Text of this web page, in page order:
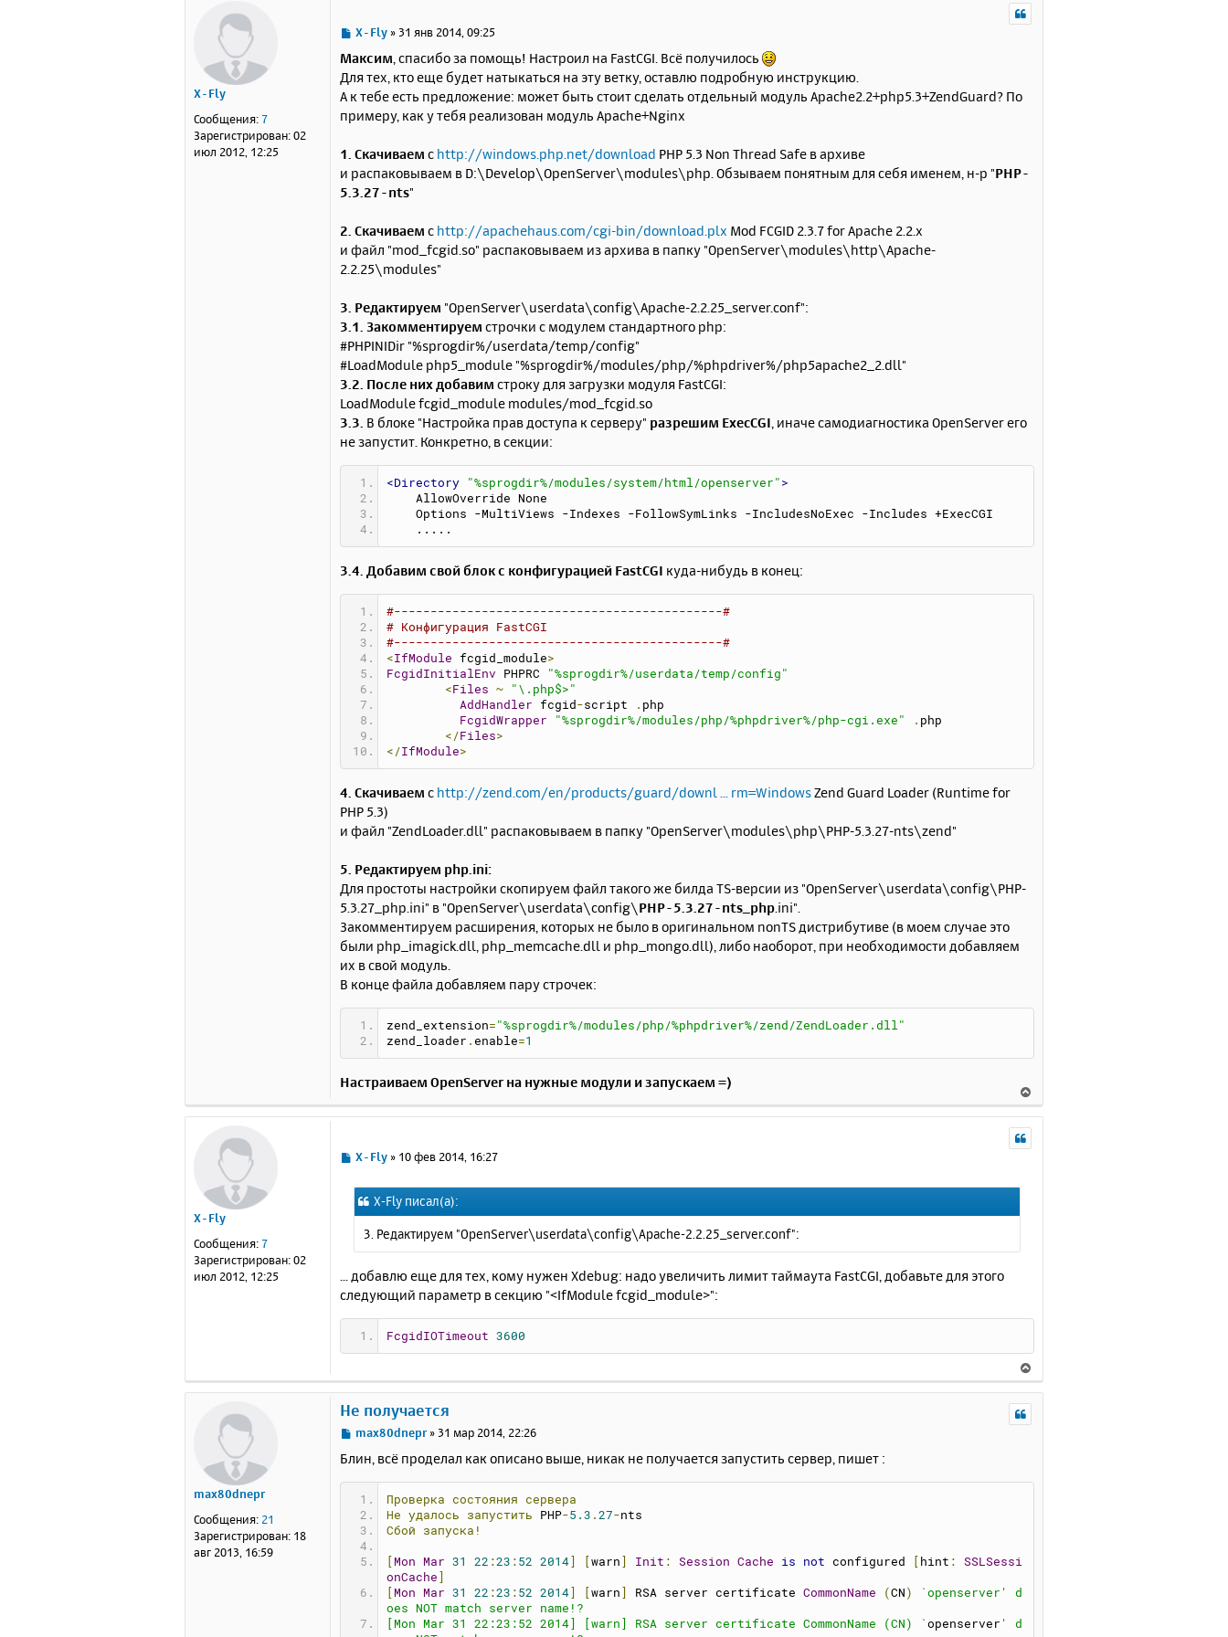
X-Fly
Сообщения: 7
Зарегистрирован:02
июл 2012, 12:25
С
о
б
щ
е
е
X-Fly »31 янв 2014, 09:25
Максим, спасибо за помощь! Настроил на FastCGI. Всё получилось
Для тех, кто еще будет натыкаться на эту ветку, оставлю подробную инструкцию.
А к тебе есть предложение: может быть стоит сделать отдельный модуль Apache2.2+php5.3+ZendGuard? По
примеру, как у тебя реализован модуль Apache+Nginx
1. Скачиваем с http://windows.php.net/download PHP 5.3 Non Thread Safe в архиве
и распаковываем в D:\Develop\OpenServer\modules\php. Обзываем понятным для себя именем, н-р "PHP-
5.3.27-nts"
2. Скачиваем с http://apachehaus.com/cgi-bin/download.plx Mod FCGID 2.3.7 for Apache 2.2.x
и файл "mod_fcgid.so" распаковываем из архива в папку "OpenServer\modules\http\Apache-
2.2.25\modules"
3. Редактируем "OpenServer\userdata\config\Apache-2.2.25_server.conf":
3.1. Закомментируем строчки с модулем стандартного php:
#PHPINIDir "%sprogdir%/userdata/temp/config"
#LoadModule php5_module "%sprogdir%/modules/php/%phpdriver%/php5apache2_2.dll"
3.2. После них добавим строку для загрузки модуля FastCGI:
LoadModule fcgid_module modules/mod_fcgid.so
3.3. В блоке "Настройка прав доступа к серверу" разрешим ExecCGI, иначе самодиагностика OpenServer его
не запустит. Конкретно, в секции:
<Directory "%sprogdir%/modules/system/html/openserver" >
    AllowOverride None
    Options -MultiViews -Indexes -FollowSymLinks -IncludesNoExec -Includes +ExecCGI
    .....
3.4. Добавим свой блок с конфигурацией FastCGI куда-нибудь в конец:
#---------------------------------------------#
# Конфигурация FastCGI
#---------------------------------------------#
<IfModule fcgid_module>
FcgidInitialEnv PHPRC
"%sprogdir%/userdata/temp/config"
<Files ~
"\.php$>"
AddHandler fcgid -script . php
FcgidWrapper
"%sprogdir%/modules/php/%phpdriver%/php-cgi.exe" . php
</Files>
</IfModule>
4. Скачиваем с http://zend.com/en/products/guard/downl ... rm=WindowsZend Guard Loader (Runtime for
PHP 5.3)
и файл "ZendLoader.dll" распаковываем в папку "OpenServer\modules\php\PHP-5.3.27-nts\zend"
5. Редактируем php.ini:
Для простоты настройки скопируем файл такого же билда TS-версии из "OpenServer\userdata\config\PHP-
5.3.27_php.ini" в "OpenServer\userdata\config\PHP-5.3.27-nts_php.ini".
Закомментируем расширения, которых не было в оригинальном nonTS дистрибутиве (в моем случае это
были php_imagick.dll, php_memcache.dll и php_mongo.dll), либо наоборот, при необходимости добавляем
их в свой модуль.
В конце файла добавляем пару строчек:
zend_extension= "%sprogdir%/modules/php/%phpdriver%/zend/ZendLoader.dll"
zend_loader . enable=1
Настраиваем OpenServer на нужные модули и запускаем =)
е
у
X-Fly
Сообщения: 7
Зарегистрирован:02
июл 2012, 12:25
С
о
б
н
и
е
X-Fly » 10 фев 2014, 16:27
X-Fly писал(а):
3. Редактируем "OpenServer\userdata\config\Apache-2.2.25_server.conf":
... добавлю еще для тех, кому нужен Xdebug: надо увеличить лимит таймаута FastCGI, добавьте для этого
следующий параметр в секцию "<IfModule fcgid_module>":
FcgidIOTimeout 3600
е
с
max80dnepr
Сообщения: 21
Зарегистрирован: 18
авг 2013, 16:59
Не получается
С
о
б
щ
max80dnepr»31 мар 2014, 22:26
Блин, всё проделал как описано выше, никак не получается запустить сервер, пишет :
Проверка состояния
сервера
Не удалось запустить PHP-5.3 . 27-nts
Сбой
запуска!
Mon Mar 31 22 :23 : 52 2014 warn Init : Session Cache is not configured hint :
SSLSessi
onCache
Mon Mar 31 22 :23 : 52 2014 warn RSA server certificate CommonName (CN )
`openserver' d
oes NOT match server name!?
[Mon Mar 31 22:23:52 2014] [warn] RSA server certificate CommonName (CN) ` openserver ' d